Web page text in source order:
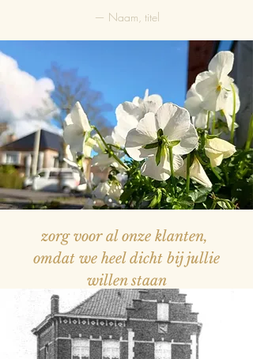
— Naam, titel
zorg voor al onze klanten,
omdat we heel dicht bij jullie
willen staan
— Naam, titel